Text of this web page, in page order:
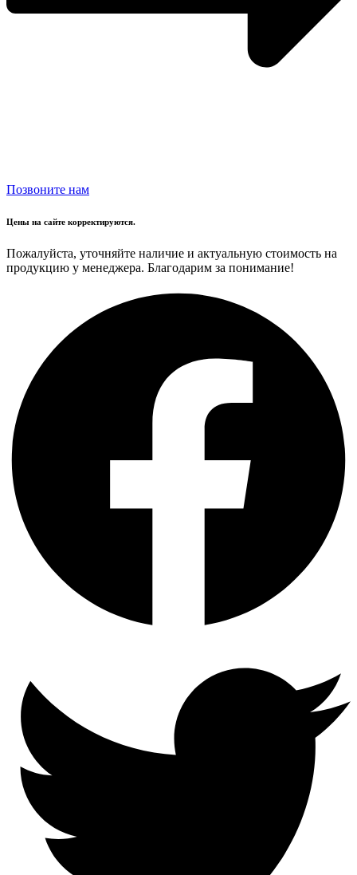
Позвоните нам
Цены на сайте корректируются.
Пожалуйста, уточняйте наличие и актуальную стоимость на
продукцию у менеджера. Благодарим за понимание!